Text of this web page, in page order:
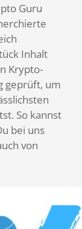
Guru
Inhalt
Krypto-
geprüft, um
So kannst
bei uns
von